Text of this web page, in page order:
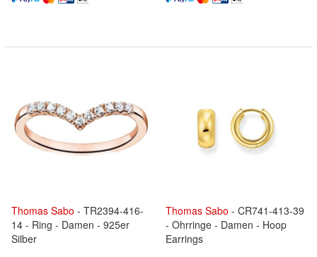
Thomas Sabo - TR2394-416-
14 - Ring - Damen - 925er
Silber
Thomas Sabo - CR741-413-39
- Ohrringe - Damen - Hoop
Earrings